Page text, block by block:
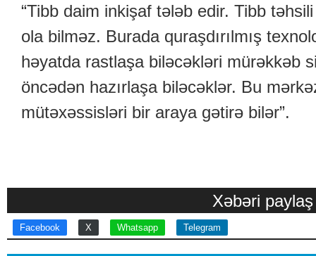
“Tibb daim inkişaf tələb edir. Tibb
ola bilməz. Burada quraşdırılmış
həyatda rastlaşa biləcəkləri mürəkkəb
öncədən hazırlaşa biləcəklər. Bu
mütəxəssisləri bir araya gətirə bilər”.
Xəbəri paylaş
Facebook X Whatsapp Telegram